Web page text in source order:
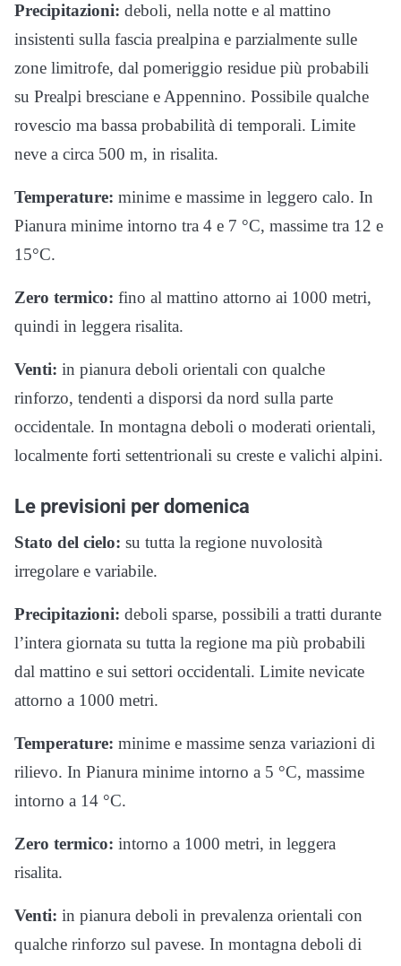
Precipitazioni: deboli, nella notte e al mattino
insistenti sulla fascia prealpina e parzialmente sulle
zone limitrofe, dal pomeriggio residue più probabili
su Prealpi bresciane e Appennino. Possibile qualche
rovescio ma bassa probabilità di temporali. Limite
neve a circa 500 m, in risalita.
Temperature: minime e massime in leggero calo. In
Pianura minime intorno tra 4 e 7 °C, massime tra 12 e
15°C.
Zero termico: fino al mattino attorno ai 1000 metri,
quindi in leggera risalita.
Venti: in pianura deboli orientali con qualche
rinforzo, tendenti a disporsi da nord sulla parte
occidentale. In montagna deboli o moderati orientali,
localmente forti settentrionali su creste e valichi alpini.
Le previsioni per domenica
Stato del cielo: su tutta la regione nuvolosità
irregolare e variabile.
Precipitazioni: deboli sparse, possibili a tratti durante
l’intera giornata su tutta la regione ma più probabili
dal mattino e sui settori occidentali. Limite nevicate
attorno a 1000 metri.
Temperature: minime e massime senza variazioni di
rilievo. In Pianura minime intorno a 5 °C, massime
intorno a 14 °C.
Zero termico: intorno a 1000 metri, in leggera
risalita.
Venti: in pianura deboli in prevalenza orientali con
qualche rinforzo sul pavese. In montagna deboli di